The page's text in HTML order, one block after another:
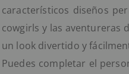
característicos diseños
cowgirls y las aventureras
un look divertido y
Puedes completar el